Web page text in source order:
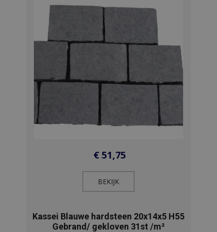
€51,75
BEKIJK​
Kassei Blauwe hardsteen 20x14x5 H55
Gebrand/ gekloven 31st /m²